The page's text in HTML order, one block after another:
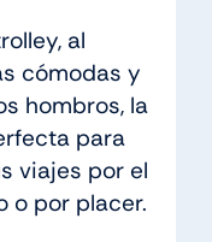
al
cómodas y
hombros, la
para
viajes por el
o por placer.